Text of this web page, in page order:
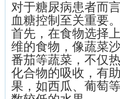
对于糖尿病患者而
血糖控制至关重要
首先，在食物选择
维的食物，像蔬菜
番茄等蔬菜，不仅
化合物的吸收，有
果，如西瓜、葡萄